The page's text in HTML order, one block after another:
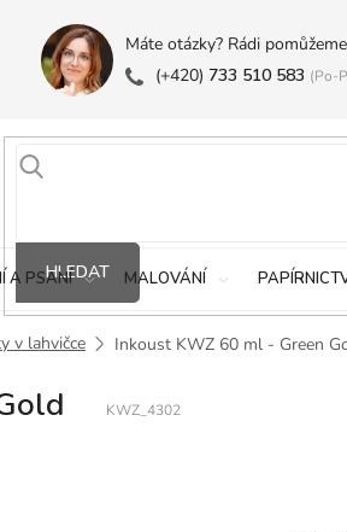
Máte otázky? Rádi
(+420) 733 510 583 (Po-
HLEDAT
A PSANÍ MALOVÁNÍ
v lahvičce Inkoust KWZ 60 ml - Green
KWZ_4302